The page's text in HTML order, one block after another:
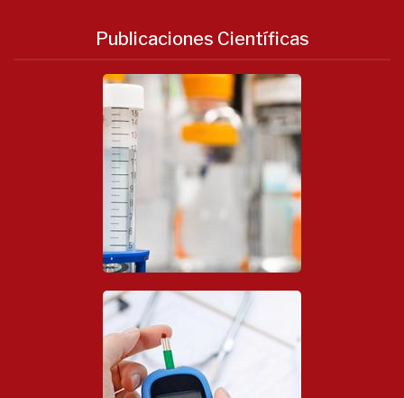
Publicaciones Científicas